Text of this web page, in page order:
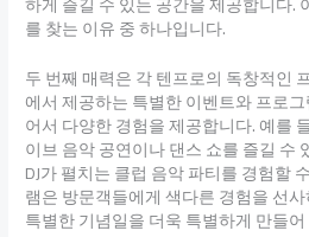
를 찾는 이유 중 하나입니다.
두 번째 매력은 각 텐프로의 독창적인
에서 제공하는 특별한 이벤트와 프로
어서 다양한 경험을 제공합니다. 예를
이브 음악 공연이나 댄스 쇼를 즐길 수
DJ가 펼치는 클럽 음악 파티를 경험할
램은 방문객들에게 색다른 경험을 선
특별한 기념일을 더욱 특별하게 만들